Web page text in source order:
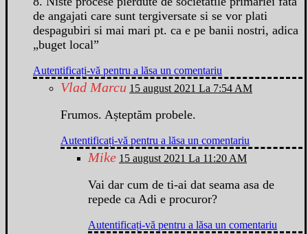
de angajati care sunt tergiversate si se vor plati
despagubiri si mai mari pt. ca e pe banii nostri, adica
„buget local”
Autentificați-vă pentru a lăsa un comentariu
Vlad Marcu 15 august 2021 La 7:54 AM
Frumos. Așteptăm probele.
Autentificați-vă pentru a lăsa un comentariu
Mike 15 august 2021 La 11:20 AM
Vai dar cum de ti-ai dat seama asa de
repede ca Adi e procuror?
Autentificați-vă pentru a lăsa un comentariu